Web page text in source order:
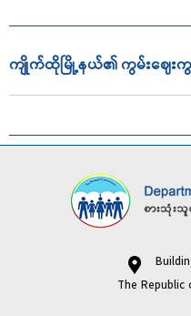
ကျိုက်ထိုမြို့နယ်၏ ကွမ်းဈေး
Building
The Republic